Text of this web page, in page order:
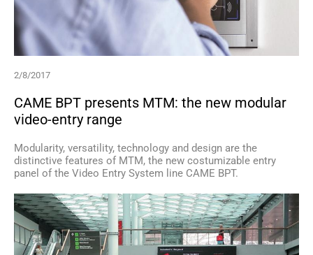
2/8/2017
CAME BPT presents MTM: the new modular
video-entry range
Modularity, versatility, technology and design are the
distinctive features of MTM, the new costumizable entry
panel of the Video Entry System line CAME BPT.